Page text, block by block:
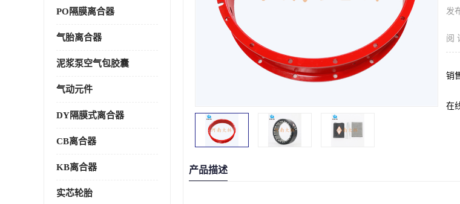
PO隔膜离合器
气胎离合器
泥浆泵空气包胶囊
气动元件
DY隔膜式离合器
CB离合器
KB离合器
实芯轮胎
发
阅
销
在
产品描述